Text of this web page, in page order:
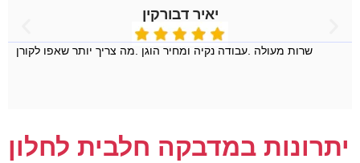
יאיר דבורקין
שרות מעולה .עבודה נקיה ומחיר הוגן .מה צריך יותר שאפו לקורן
יתרונות במדבקה חלבית לחלון